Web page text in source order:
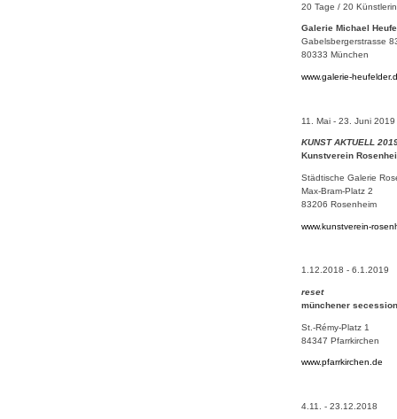
20 Tage / 20
Galerie Michael
Gabelsbergerstrasse
80333 München
www.galerie-
11. Mai - 23. Juni 2019
KUNST AKTUELL
Kunstverein
Städtische Galerie
Max-Bram-Platz 2
83206 Rosenheim
www.kunstverein-
1.12.2018 - 6.1.2019
reset
münchener
St.-Rémy-Platz 1
84347 Pfarrkirchen
www.pfarrkirchen.de
4.11. - 23.12.2018